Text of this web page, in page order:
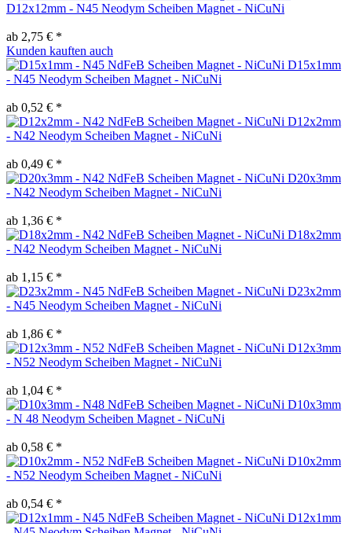
D12x12mm - N45 Neodym Scheiben Magnet - NiCuNi
ab 2,75 € *
Kunden kauften auch
D15x1mm
- N45 Neodym Scheiben Magnet - NiCuNi
ab 0,52 € *
D12x2mm
- N42 Neodym Scheiben Magnet - NiCuNi
ab 0,49 € *
D20x3mm
- N42 Neodym Scheiben Magnet - NiCuNi
ab 1,36 € *
D18x2mm
- N42 Neodym Scheiben Magnet - NiCuNi
ab 1,15 € *
D23x2mm
- N45 Neodym Scheiben Magnet - NiCuNi
ab 1,86 € *
D12x3mm
- N52 Neodym Scheiben Magnet - NiCuNi
ab 1,04 € *
D10x3mm
- N 48 Neodym Scheiben Magnet - NiCuNi
ab 0,58 € *
D10x2mm
- N52 Neodym Scheiben Magnet - NiCuNi
ab 0,54 € *
D12x1mm